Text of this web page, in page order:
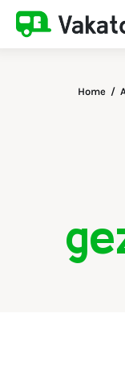
Home
Reistips